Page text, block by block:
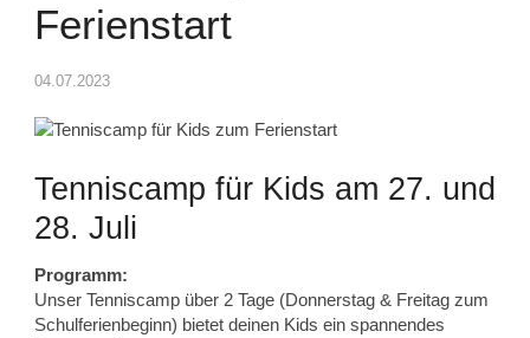
Ferienstart
04.07.2023
Tenniscamp für Kids am 27. und
28. Juli
Programm:
Unser Tenniscamp über 2 Tage (Donnerstag & Freitag zum
Schulferienbeginn) bietet deinen Kids ein spannendes